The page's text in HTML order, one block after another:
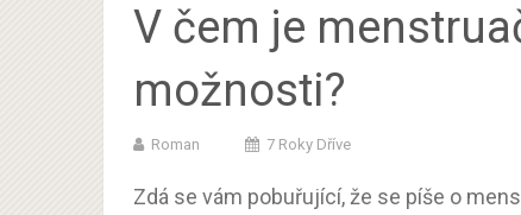
V čem je
možnosti?
Roman 7 Roky Dříve
Zdá se vám pobuřující, že se píše o